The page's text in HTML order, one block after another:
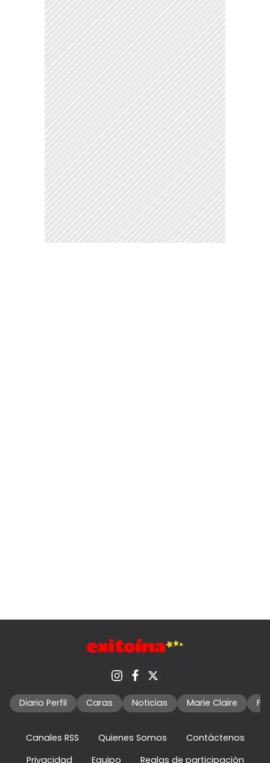
Diario Perfil Caras Noticias Marie Claire
Canales RSS Quienes Somos
Contáctenos
Privacidad
Equipo Reglas de participación